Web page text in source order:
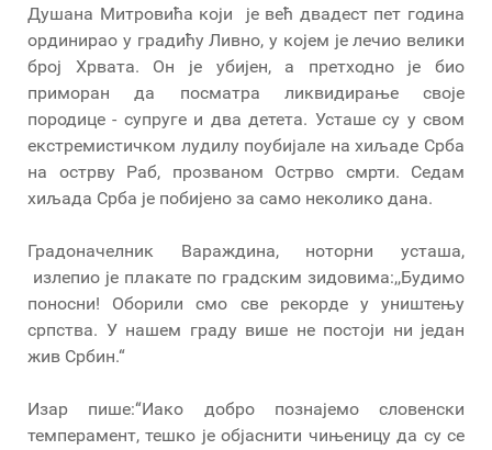
Душана Митровића који је већ двадест пет година
ординирао у градићу Ливно, у којем је лечио велики
број Хрвата. Он је убијен, а претходно је био
приморан да посматра ликвидирање своје
породице - супруге и два детета. Усташе су у свом
екстремистичком лудилу поубијале на хиљаде Срба
на острву Раб, прозваном Острво смрти. Седам
хиљада Срба је побијено за само неколико дана.
Градоначелник Вараждина, ноторни усташа,
излепио је плакате по градским зидовима:,,Будимо
поносни! Оборили смо све рекорде у уништењу
српства. У нашем граду више не постоји ни један
жив Србин.“
Изар пише:“Иако добро познајемо словенски
темперамент, тешко је објаснити чињеницу да су се